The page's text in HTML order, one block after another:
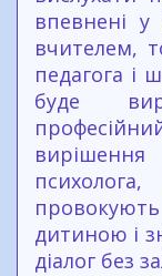
впевнені у
вчителем,
педагога і
буде
дитиною і
діалог без